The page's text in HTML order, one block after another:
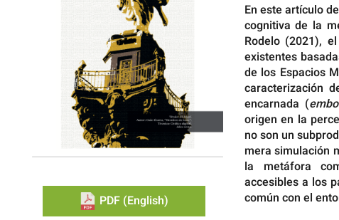
PDF (English)
En este artículo
cognitiva de la
Rodelo (2021),
existentes
de los Espacios
caracterización
encarnada (
origen en la
no son un
mera simulación
la metáfora
accesibles a los
común con el